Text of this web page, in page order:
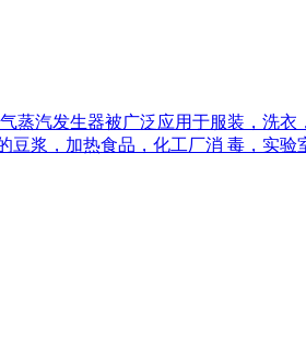
汽发生器被广泛应用于服装，洗衣
浆，加热食品，化工厂消 毒，实验